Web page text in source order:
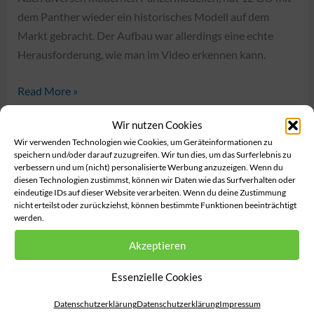
Wir nutzen Cookies
Wir verwenden Technologien wie Cookies, um Geräteinformationen zu
speichern und/oder darauf zuzugreifen. Wir tun dies, um das Surferlebnis zu
verbessern und um (nicht) personalisierte Werbung anzuzeigen. Wenn du
diesen Technologien zustimmst, können wir Daten wie das Surfverhalten oder
eindeutige IDs auf dieser Website verarbeiten. Wenn du deine Zustimmung
nicht erteilst oder zurückziehst, können bestimmte Funktionen beeinträchtigt
werden.
Akzeptieren
Essenzielle Cookies
DatenschutzerklärungDatenschutzerklärungImpressum
dem Panther wieder ein historisches Modell auf dem
Markt gebracht. Der Aufbau war allerdings eine echte
Herausforderung, wie man im Video erkennen kann.
12GO
97002
PzKpfw.
V
Panther
(Speed
Build
Read More »
Feb.
23
2025